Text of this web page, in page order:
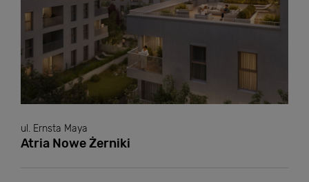
ul. Ernsta Maya
Atria Nowe Żerniki